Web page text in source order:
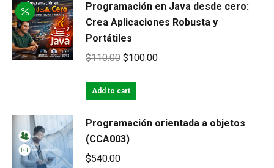
Programación en Java desde cero:
Crea Aplicaciones Robusta y
Portátiles
$110.00 Original
was:
$100.00Current
Add to cart
Programación orientada a objetos
(CCA003)
$540.00